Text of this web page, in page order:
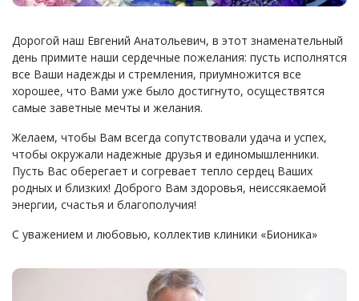
Дорогой наш Евгений Анатольевич, в этот знаменательный
день примите наши сердечные пожелания: пусть исполнятся
все Ваши надежды и стремления, приумножится все
хорошее, что Вами уже было достигнуто, осуществятся
самые заветные мечты и желания.
Желаем, чтобы Вам всегда сопутствовали удача и успех,
чтобы окружали надежные друзья и единомышленники.
Пусть Вас оберегает и согревает тепло сердец Ваших
родных и близких! Доброго Вам здоровья, неиссякаемой
энергии, счастья и благополучия!
С уважением и любовью, коллектив клиники «Бионика»